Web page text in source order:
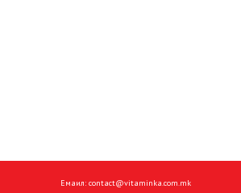
Емаил: contact@vitaminka.com.mk